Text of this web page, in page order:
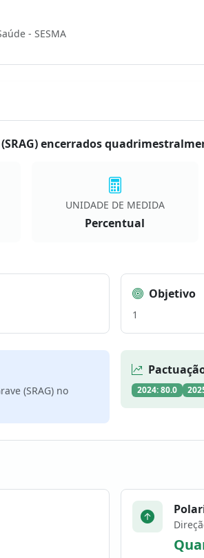
- SESMA
encerrados
UNIDADE DE MEDIDA
Percentual
Objetivo
1
(SRAG) no
2024: 80.0